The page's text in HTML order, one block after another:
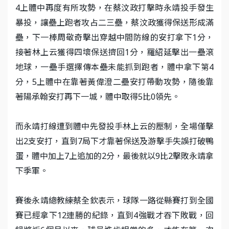
4上體中再度有所攻勢，在蔡汶政打擊時永靖投手發生
暴投，讓壘上跑者攻占二三壘，蔡汶政獲得保送形成滿
壘，下一棒周敬奇擊出穿越中間防線的安打拿下1分，
接著林上云獲得四壞保送擠回1分，羅紹延擊出一壘滾
地球，一壘手選擇傳本壘未能抓到跑者，體中拿下第4
分，5上體中在靠著黃偉澄二壘安打帶動攻勢，隨後靠
著陽承翰安打再下一城，體中取得5比0領先。
而永靖打線遭到體中先發投手林上云的壓制，全場僅擊
出2支安打，直到7局下才靠著保送及游擊手失誤打破鴨
蛋，體中加上7上追加的2分，最後就以9比2擊敗永靖拿
下季軍。
賽後永靖總教練蔡全欽表示，球隊一路從縣賽打到全國
賽已經拿下12連勝的紀錄，直到4強戰才吞下敗戰，回